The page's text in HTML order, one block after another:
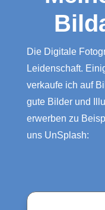
Die Digitale
Leidenschaft.
verkaufe ich auf
gute Bilder und
erwerben zu
uns UnSplash: